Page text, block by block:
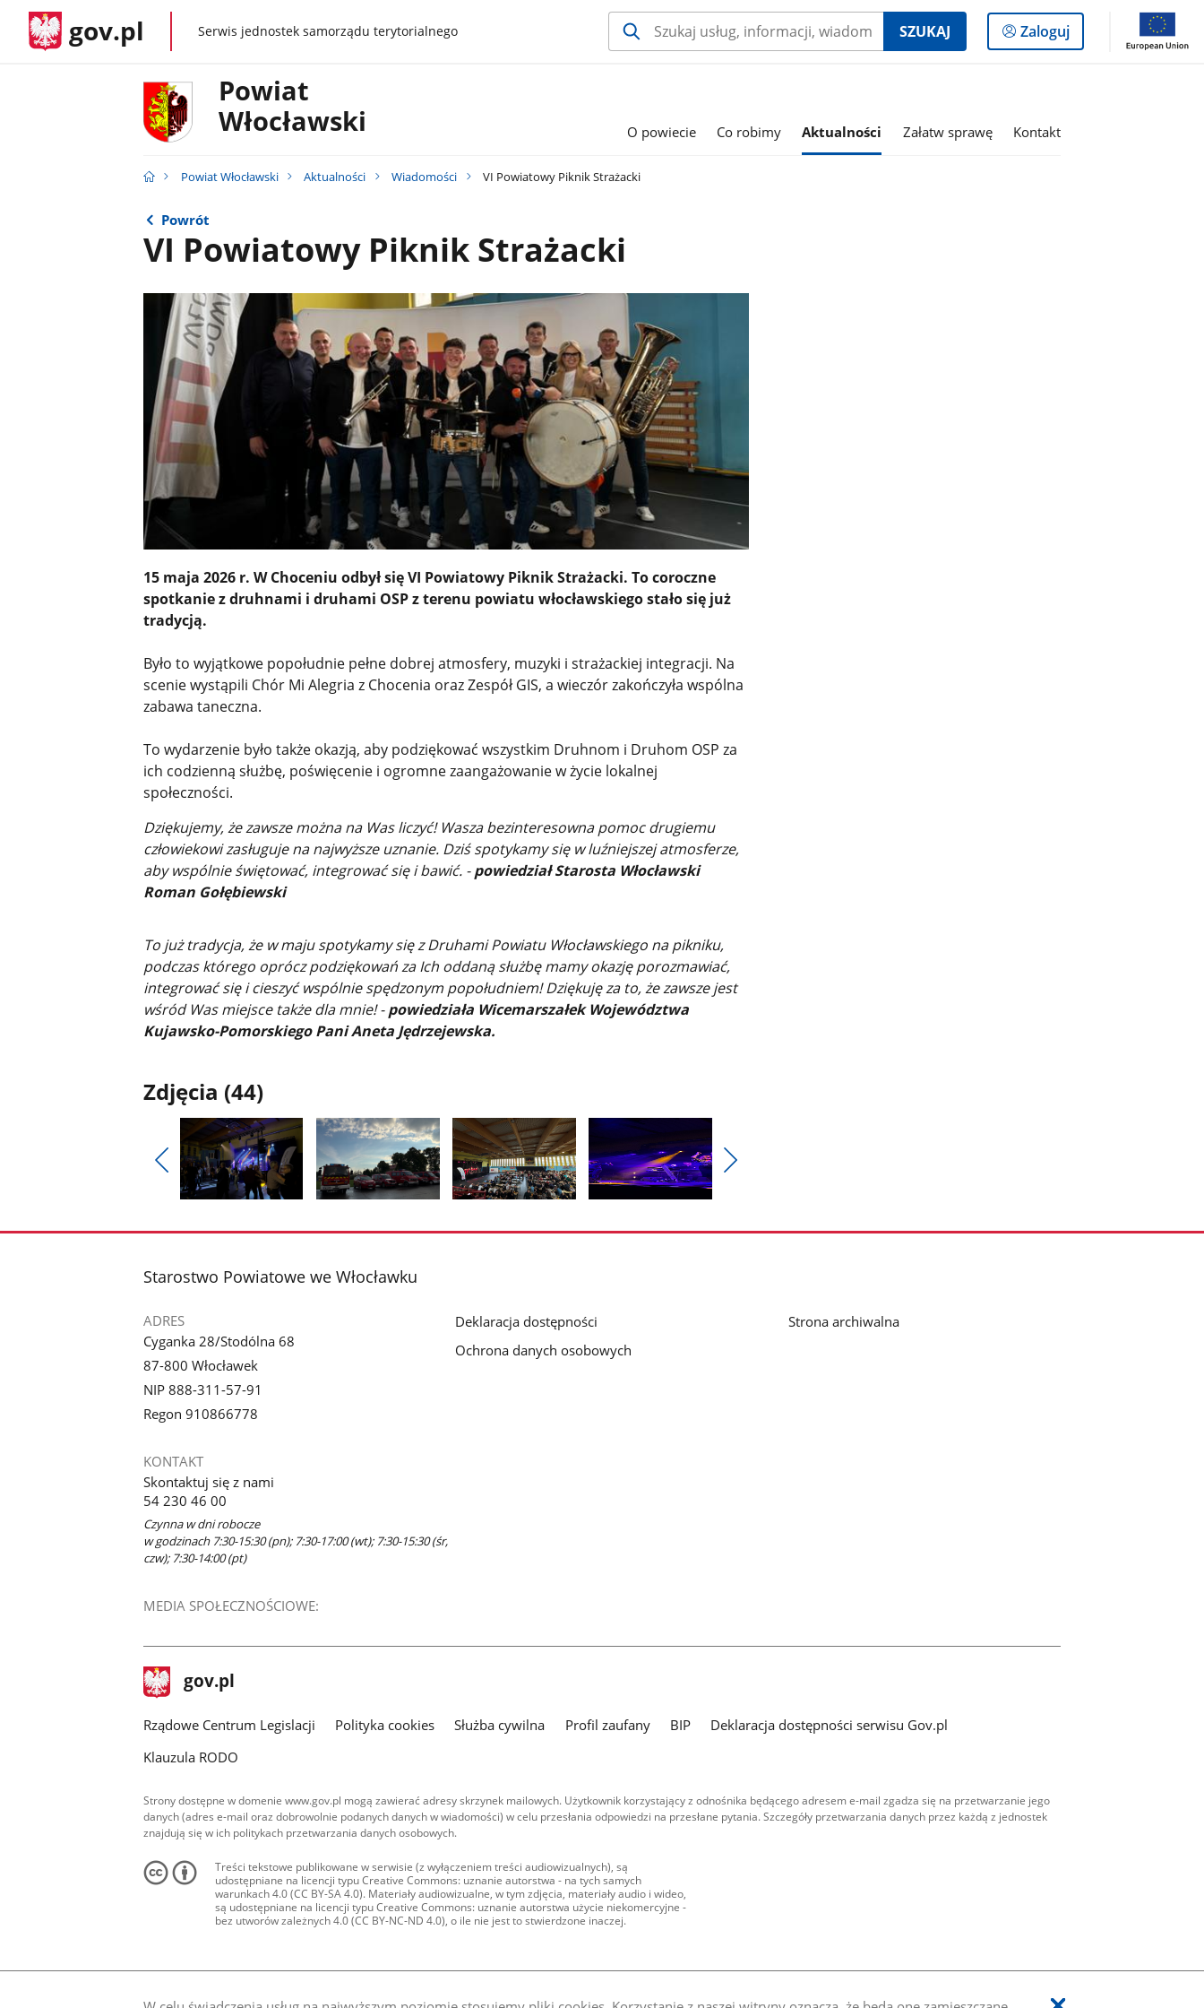
gov.pl gov.plSerwis jednostek samorządu terytorialnego SZUKAJ
Logowanie
do
Zaloguj
Powiat
Włocławski
O powiecie Co robimy Aktualności Załatw sprawę Kontakt
Powiat Włocławski Aktualności Wiadomości VI Powiatowy Piknik Strażacki
Powrót
VI Powiatowy Piknik Strażacki
15 maja 2026 r. W Choceniu odbył się VI Powiatowy Piknik Strażacki. To coroczne
spotkanie z druhnami i druhami OSP z terenu powiatu włocławskiego stało się już
tradycją.
Było to wyjątkowe popołudnie pełne dobrej atmosfery, muzyki i strażackiej integracji. Na
scenie wystąpili Chór Mi Alegria z Chocenia oraz Zespół GIS, a wieczór zakończyła wspólna
zabawa taneczna.
To wydarzenie było także okazją, aby podziękować wszystkim Druhnom i Druhom OSP za
ich codzienną służbę, poświęcenie i ogromne zaangażowanie w życie lokalnej
społeczności.
Dziękujemy, że zawsze można na Was liczyć! Wasza bezinteresowna pomoc drugiemu
człowiekowi zasługuje na najwyższe uznanie. Dziś spotykamy się w luźniejszej atmosferze,
aby wspólnie świętować, integrować się i bawić. -powiedział Starosta Włocławski
Roman Gołębiewski
To już tradycja, że w maju spotykamy się z Druhami Powiatu Włocławskiego na pikniku,
podczas którego oprócz podziękowań za Ich oddaną służbę mamy okazję porozmawiać,
integrować się i cieszyć wspólnie spędzonym popołudniem! Dziękuję za to, że zawsze jest
wśród Was miejsce także dla mnie! -powiedziała Wicemarszałek Województwa
Kujawsko-Pomorskiego Pani Aneta Jędrzejewska.
Zdjęcia (44)
Pokaż
poprzednie
galerii.
galerii.
stopka
Starostwo Powiatowe we Włocławku
ADRES
Cyganka 28/Stodólna 68
87-800 Włocławek
NIP 888-311-57-91
Regon 910866778
KONTAKT
Skontaktuj się z nami
54 230 46 00
Czynna w dni robocze
w godzinach 7:30-15:30 (pn); 7:30-17:00 (wt); 7:30-15:30 (śr,
czw); 7:30-14:00 (pt)
MEDIA SPOŁECZNOŚCIOWE:
Deklaracja dostępności
Ochrona danych osobowych
Strona archiwalna
stopka
gov.pl Strona
gov.pl
Rządowe Centrum Legislacji Polityka cookies Służba cywilna Profil zaufany BIP
Deklaracja dostępności serwisu Gov.pl
Klauzula RODO
Strony dostępne w domenie www.gov.pl mogą zawierać adresy skrzynek mailowych. Użytkownik korzystający z odnośnika będącego adresem e-mail zgadza się na przetwarzanie jego
danych (adres e-mail oraz dobrowolnie podanych danych w wiadomości) w celu przesłania odpowiedzi na przesłane pytania. Szczegóły przetwarzania danych przez każdą z jednostek
znajdują się w ich politykach przetwarzania danych osobowych.
Treści tekstowe publikowane w serwisie (z wyłączeniem treści audiowizualnych), są
udostępniane na licencji typu Creative Commons: uznanie autorstwa - na tych samych
warunkach 4.0 (CC BY-SA 4.0). Materiały audiowizualne, w tym zdjęcia, materiały audio i wideo,
są udostępniane na licencji typu Creative Commons: uznanie autorstwa użycie niekomercyjne -
bez utworów zależnych 4.0 (CC BY-NC-ND 4.0), o ile nie jest to stwierdzone inaczej.